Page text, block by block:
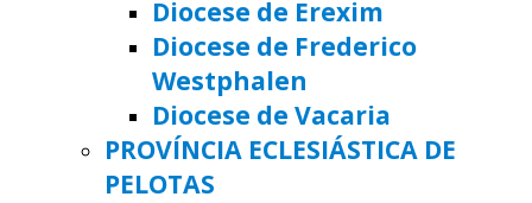
Diocese de Erexim
Diocese de Frederico
Westphalen
Diocese de Vacaria
PROVÍNCIA ECLESIÁSTICA DE
PELOTAS